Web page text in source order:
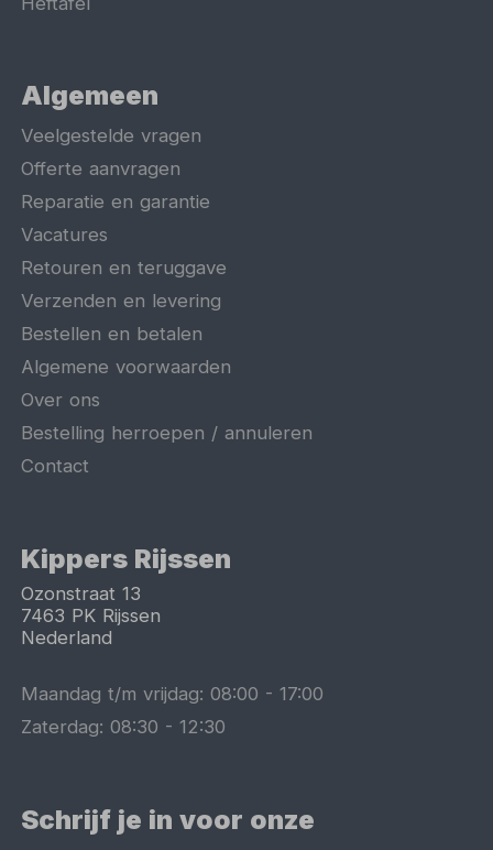
Algemeen
Veelgestelde vragen
Offerte aanvragen
Reparatie en garantie
Vacatures
Retouren en teruggave
Verzenden en levering
Bestellen en betalen
Algemene voorwaarden
Over ons
Bestelling herroepen / annuleren
Contact
Kippers Rijssen
Ozonstraat 13
7463 PK Rijssen
Nederland
Maandag t/m vrijdag:08:00 -17:00
Zaterdag:08:30 -12:30
Schrijf je in voor onze